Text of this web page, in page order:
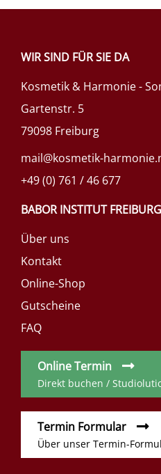
WIR SIND FÜR SIE DA
Kosmetik & Harmonie -
Gartenstr. 5
79098 Freiburg
mail@kosmetik-
+49 (0) 761 / 46 677
BABOR INSTITUT FREIBURG
Über uns
Kontakt
Online-Shop
Gutscheine
FAQ
Online Termin
Direkt buchen /
Termin Formular
Über unser Termin-